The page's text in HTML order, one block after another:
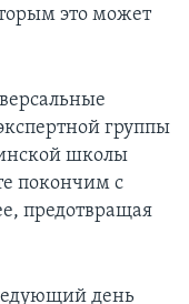
это может
группы
школы
покончим с
предотвращая
день